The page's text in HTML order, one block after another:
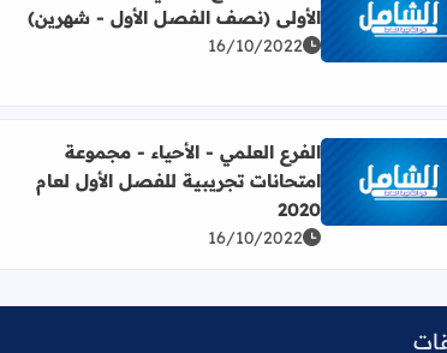
(نصف الفصل الأول - الشهرين) لعام 2022
اقرأ المزيد عن الأحياء - الفرع العلمي - امتحان الفترة
الأولى (نصف الفصل الأول - شهرين)
16/10/2022
لعام 2022
اقرأ المزيد عن الفرع العلمي - الأحياء - مجموعة امتحانات
الفرع العلمي - الأحياء - مجموعة
امتحانات تجريبية للفصل الأول لعام
2020
16/10/2022